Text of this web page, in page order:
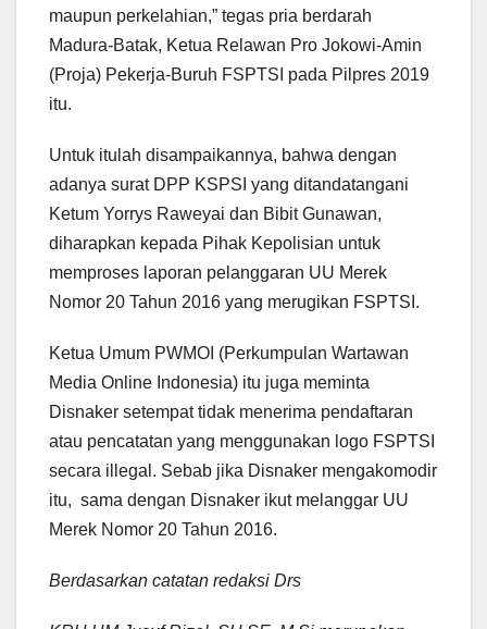
maupun perkelahian,” tegas pria berdarah
Madura-Batak, Ketua Relawan Pro Jokowi-Amin
(Proja) Pekerja-Buruh FSPTSI pada Pilpres 2019
itu.
Untuk itulah disampaikannya, bahwa dengan
adanya surat DPP KSPSI yang ditandatangani
Ketum Yorrys Raweyai dan Bibit Gunawan,
diharapkan kepada Pihak Kepolisian untuk
memproses laporan pelanggaran UU Merek
Nomor 20 Tahun 2016 yang merugikan FSPTSI.
Ketua Umum PWMOI (Perkumpulan Wartawan
Media Online Indonesia) itu juga meminta
Disnaker setempat tidak menerima pendaftaran
atau pencatatan yang menggunakan logo FSPTSI
secara illegal. Sebab jika Disnaker mengakomodir
itu, sama dengan Disnaker ikut melanggar UU
Merek Nomor 20 Tahun 2016.
Berdasarkan catatan redaksi Drs